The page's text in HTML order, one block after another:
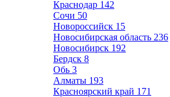
Краснодар 142
Сочи 50
Новороссийск 15
Новосибирская область 236
Новосибирск 192
Бердск 8
Обь 3
Алматы 193
Красноярский край 171